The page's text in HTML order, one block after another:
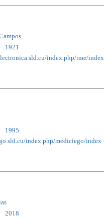
1921
index.php/rme/index
1995
index.php/mediciego/index
2018